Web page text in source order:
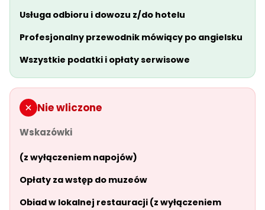
Usługa odbioru i dowozu z/do hotelu
Profesjonalny przewodnik mówiący po angielsku
Wszystkie podatki i opłaty serwisowe
Nie wliczone
Wskazówki
(z wyłączeniem napojów)
Opłaty za wstęp do muzeów
Obiad w lokalnej restauracji (z wyłączeniem